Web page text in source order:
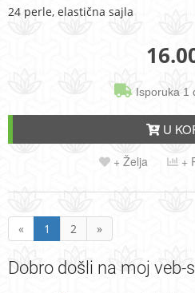
24 perle, elastična sajla
Isporuka 1
U
+ Želja +
« 1 2 »
Dobro došli na moj veb-